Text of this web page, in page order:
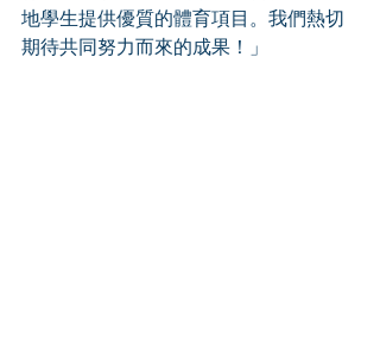
地學生提供優質的體育項目。我們熱切
期待共同努力而來的成果！」